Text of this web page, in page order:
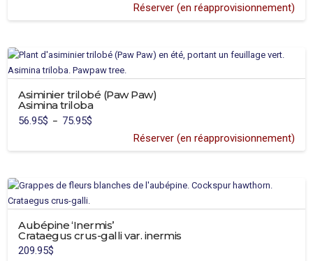
la
page
produit
à
Réserver (en réapprovisionnement)
a
variations.
Les
options
peuvent
choisies
la
page
produit
Asiminier trilobé (Paw Paw)
Asimina triloba
56.95$ – 75.95$
à
Réserver (en réapprovisionnement)
Aubépine ‘Inermis’
Crataegus crus-galli var. inermis
209.95$